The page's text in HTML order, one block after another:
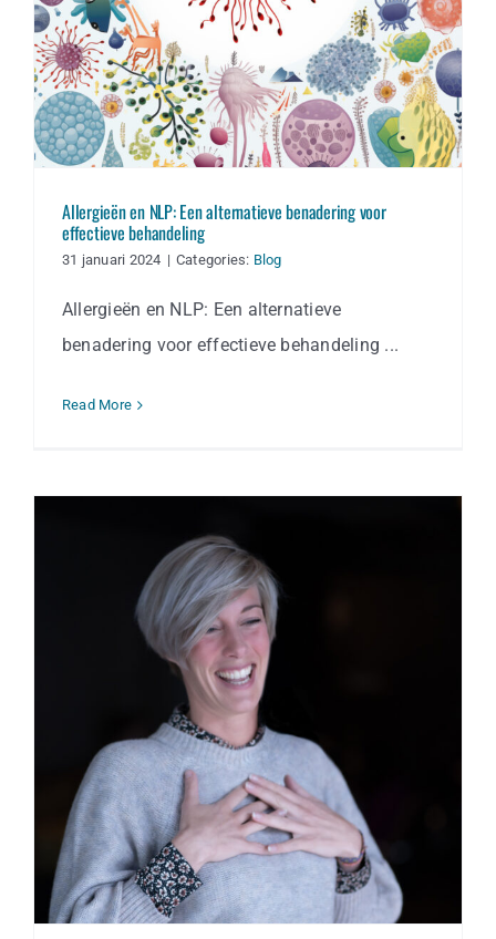
Allergieën en NLP: Een alternatieve benadering voor
effectieve behandeling
31 januari 2024 | Categories: Blog
Allergieën en NLP: Een alternatieve
benadering voor effectieve behandeling ...
Read More
Het verhaal van Jorinde